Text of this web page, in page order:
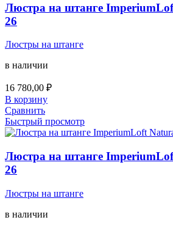
Люстра на штанге
26
Люстры на штанге
в наличии
16 780,00 ₽
В корзину
Сравнить
Быстрый просмотр
Люстра на штанге
26
Люстры на штанге
в наличии